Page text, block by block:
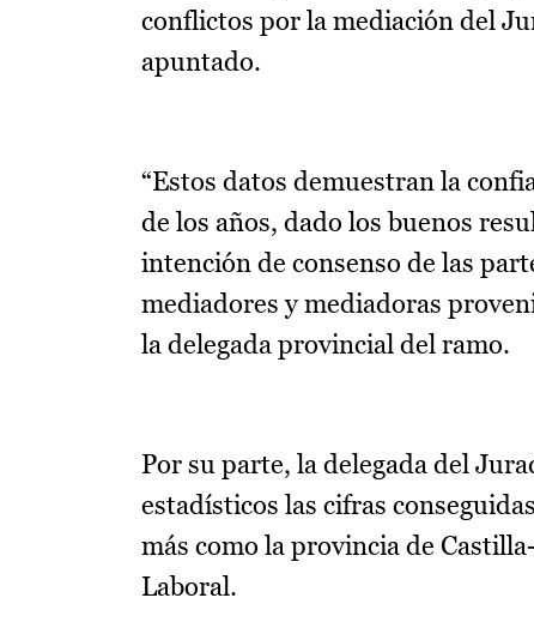
conflictos por la mediación del
apuntado.
“Estos datos demuestran la
de los años, dado los buenos
intención de consenso de las
mediadores y mediadoras
la delegada provincial del ramo.
Por su parte, la delegada del
estadísticos las cifras
más como la provincia de
Laboral.